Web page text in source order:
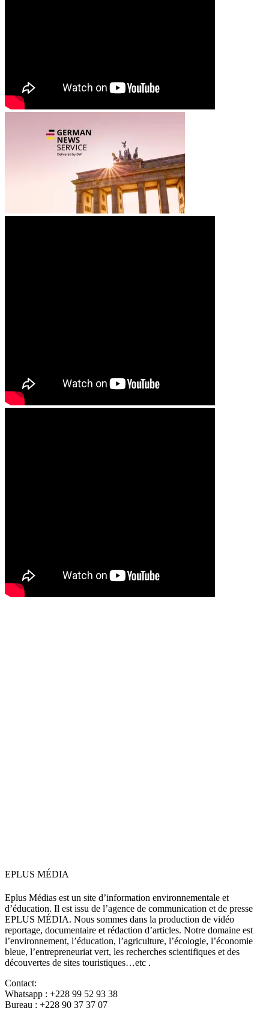
EPLUS MÉDIA
Eplus Médias est un site d’information environnementale et
d’éducation. Il est issu de l’agence de communication et de presse
EPLUS MÉDIA. Nous sommes dans la production de vidéo
reportage, documentaire et rédaction d’articles. Notre domaine est
l’environnement, l’éducation, l’agriculture, l’écologie, l’économie
bleue, l’entrepreneuriat vert, les recherches scientifiques et des
découvertes de sites touristiques…etc .
Contact:
Whatsapp : +228 99 52 93 38
Bureau : +228 90 37 37 07